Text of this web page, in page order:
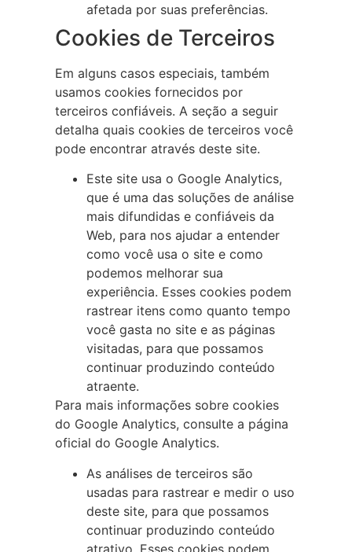
afetada por suas preferências.
Cookies de Terceiros
Em alguns casos especiais, também
usamos cookies fornecidos por
terceiros confiáveis. A seção a seguir
detalha quais cookies de terceiros você
pode encontrar através deste site.
Este site usa o Google Analytics,
que é uma das soluções de análise
mais difundidas e confiáveis da
Web, para nos ajudar a entender
como você usa o site e como
podemos melhorar sua
experiência. Esses cookies podem
rastrear itens como quanto tempo
você gasta no site e as páginas
visitadas, para que possamos
continuar produzindo conteúdo
atraente.
Para mais informações sobre cookies
do Google Analytics, consulte a página
oficial do Google Analytics.
As análises de terceiros são
usadas para rastrear e medir o uso
deste site, para que possamos
continuar produzindo conteúdo
atrativo. Esses cookies podem